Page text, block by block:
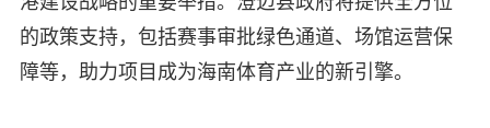
的政策支持，包括赛事审批绿色通道、场馆运营保
障等，助力项目成为海南体育产业的新引擎。